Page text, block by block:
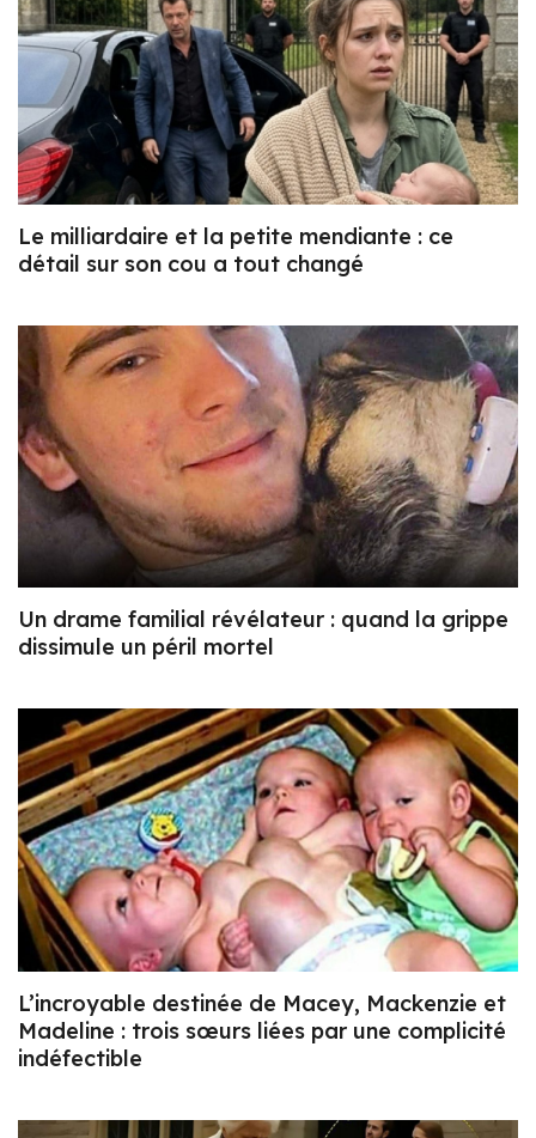
Le milliardaire et la petite mendiante : ce
détail sur son cou a tout changé
Un drame familial révélateur : quand la grippe
dissimule un péril mortel
L’incroyable destinée de Macey, Mackenzie et
Madeline : trois sœurs liées par une complicité
indéfectible